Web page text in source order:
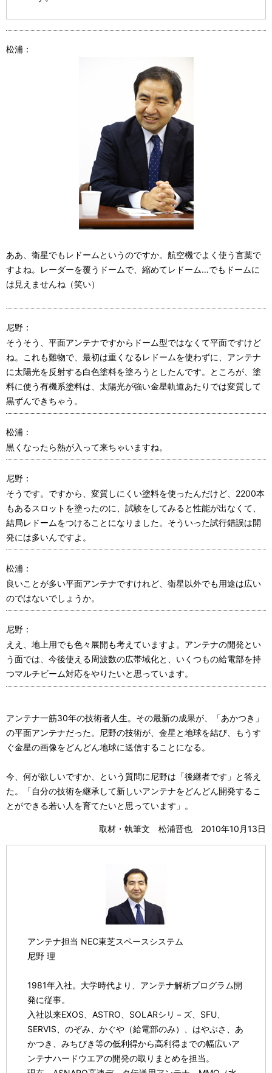
松浦：
ああ、衛星でもレドームというのですか。航空機でよく使う言葉で
すよね。レーダーを覆うドームで、縮めてレドーム…でもドームに
は見えませんね（笑い）
尼野：
そうそう、平面アンテナですからドーム型ではなくて平面ですけど
ね。これも難物で、最初は重くなるレドームを使わずに、アンテナ
に太陽光を反射する白色塗料を塗ろうとしたんです。ところが、塗
料に使う有機系塗料は、太陽光が強い金星軌道あたりでは変質して
黒ずんできちゃう。
松浦：
黒くなったら熱が入って来ちゃいますね。
尼野：
そうです。ですから、変質しにくい塗料を使ったんだけど、2200本
もあるスロットを塗ったのに、試験をしてみると性能が出なくて、
結局レドームをつけることになりました。そういった試行錯誤は開
発には多いんですよ。
松浦：
良いことが多い平面アンテナですけれど、衛星以外でも用途は広い
のではないでしょうか。
尼野：
ええ、地上用でも色々展開も考えていますよ。アンテナの開発とい
う面では、今後使える周波数の広帯域化と、いくつもの給電部を持
つマルチビーム対応をやりたいと思っています。
アンテナ一筋30年の技術者人生。その最新の成果が、「あかつき」
の平面アンテナだった。尼野の技術が、金星と地球を結び、もうす
ぐ金星の画像をどんどん地球に送信することになる。
今、何が欲しいですか、という質問に尼野は「後継者です」と答え
た。「自分の技術を継承して新しいアンテナをどんどん開発するこ
とができる若い人を育てたいと思っています」。
取材・執筆文 松浦晋也 2010年10月13日
アンテナ担当 NEC東芝スペースシステム
尼野 理
1981年入社。大学時代より、アンテナ解析プログラム開
発に従事。
入社以来EXOS、ASTRO、SOLARシリ－ズ、SFU、
SERVIS、のぞみ、かぐや（給電部のみ）、はやぶさ、あ
かつき、みちびき等の低利得から高利得までの幅広いア
ンテナハードウエアの開発の取りまとめを担当。